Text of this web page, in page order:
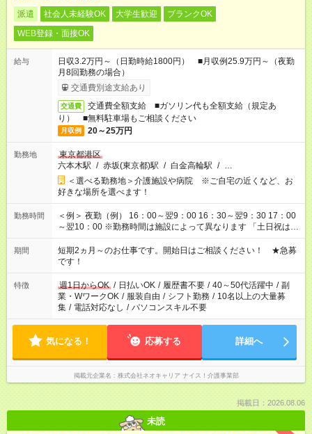
派遣 社会人未経験OK 大学生歓迎
ブランクOK
WEB登録・面接OK
給与
日収3.2万円～（日勤時給1800円） ■月収例25.9万円～（夜勤
月8回勤務の場合）
交通費別途支給あり
交通費
交通費全額支給 ■ガソリン代も全額支給（規定あ
り） ■無料駐車場もご相談ください
月収例 20～25万円
勤務地
東京都港区
六本木駅 / 赤坂(東京都)駅 / 白金高輪駅 / …
＜選べる勤務地＞介護施設や病院 ※ご自宅の近くなど、お
好きな場所を選べます！
勤務時間
＜例＞ 夜勤（例） 16：00～翌9：00 16：30～翌9：30 17：00
～翌10：00 ※勤務時間は施設によって異なります 「土日祝は休
みたい」 「しっかり稼ぎたい」 「もう少し遅い時間から始めた
い」など ご希望にあったお仕事をご案内いたします。 ※未経験
の方の場合は1～2ヶ月間は日中での仕事を経験いただき、 お
仕事に慣れてからの夜勤になります。 ★家庭の都合でお休みが
必要な場合も遠慮なくご相談ください。
期間
短期2ヵ月～のお仕事です。開始日はご相談ください！ ★急募
です！
特徴 週1日からOK / 日払いOK / 履歴書不要 / 40～50代活躍中 / 副
業・WワークOK / 服装自由 / シフト勤務 / 10名以上の大量募
集 / 電話対応なし / パソコンスキル不要
気になる！ 応募する 詳細へ
掲載元企業名 株式会社ネオキャリア ナイス！介護事業部
掲載日：2026.08.06
未読